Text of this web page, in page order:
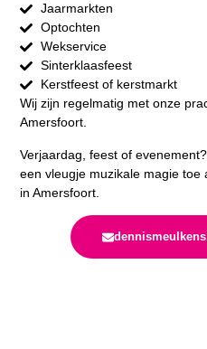
Jaarmarkten
Optochten
Wekservice
Sinterklaasfeest
Kerstfeest of kerstmarkt
Wij zijn regelmatig met onze
Amersfoort.
Verjaardag, feest of
een vleugje muzikale magie toe
in Amersfoort.